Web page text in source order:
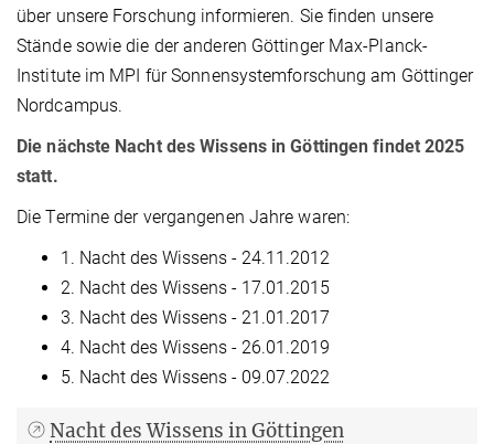
über unsere Forschung informieren. Sie finden unsere
Stände sowie die der anderen Göttinger Max-Planck-
Institute im MPI für Sonnensystemforschung am Göttinger
Nordcampus.
Die nächste Nacht des Wissens in Göttingen findet 2025
statt.
Die Termine der vergangenen Jahre waren:
1. Nacht des Wissens - 24.11.2012
2. Nacht des Wissens - 17.01.2015
3. Nacht des Wissens - 21.01.2017
4. Nacht des Wissens - 26.01.2019
5. Nacht des Wissens - 09.07.2022
Nacht des Wissens in Göttingen